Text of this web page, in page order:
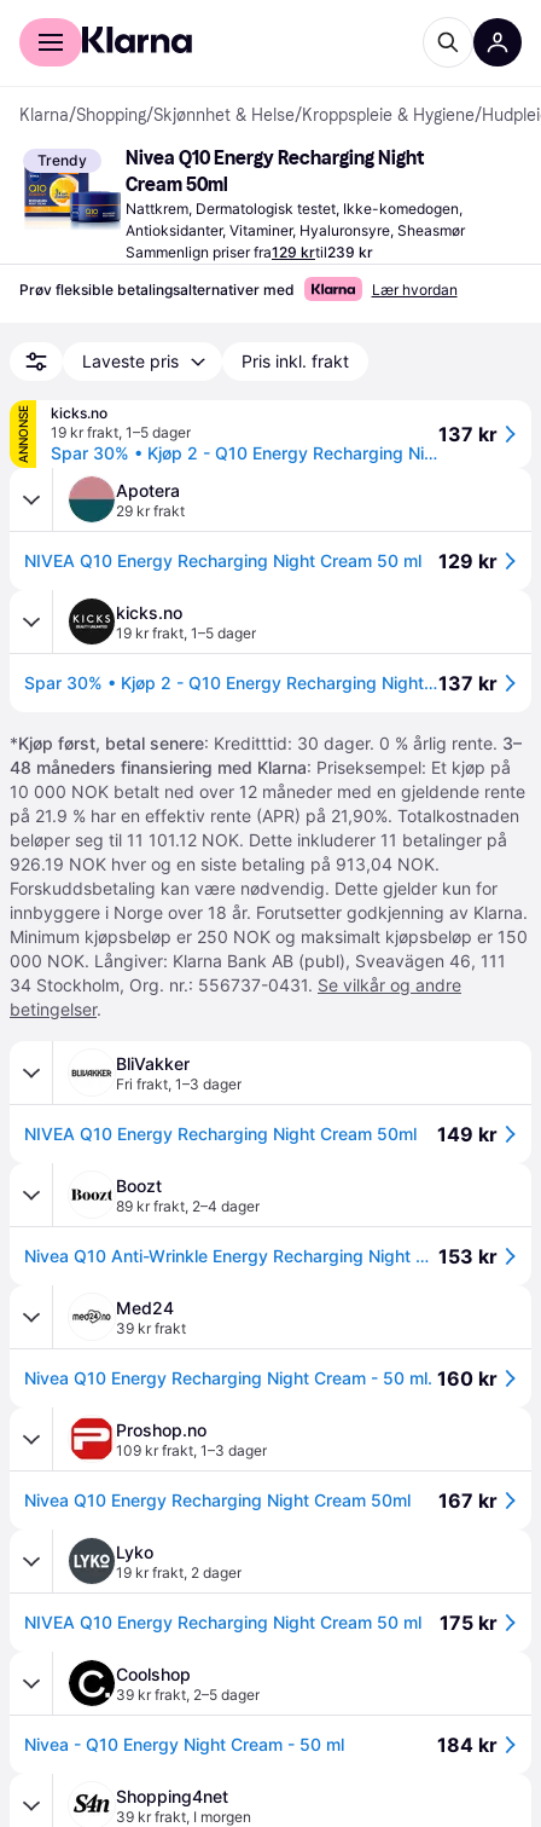
For kunder
Klarna/Shopping/Skjønnhet & Helse/Kroppspleie & Hygiene/
Trendy
Nivea Q10 Energy Recharging Night
Cream 50ml
Nattkrem, Dermatologisk testet, Ikke-komedogen,
Antioksidanter, Vitaminer, Hyaluronsyre, Sheasmør
Sammenlign priser fra129 krtil239 kr
Prøv fleksible betalingsalternativer med Lær hvordan
Laveste pris Pris inkl. frakt
ANNONSE
kicks.no
19 kr frakt, 1–5 dager
Spar 30% • Kjøp 2 - Q10 Energy Recharging Night Cream 30 ml
137 kr
Apotera
29 kr frakt
NIVEA Q10 Energy Recharging Night Cream 50 ml 129 kr
kicks.no
19 kr frakt, 1–5 dager
Spar 30% • Kjøp 2 - Q10 Energy Recharging Night Cream 30 ml137 kr
*Kjøp først, betal senere: Kreditttid: 30 dager. 0 % årlig rente. 3–
48 måneders finansiering med Klarna: Priseksempel: Et kjøp på
10 000 NOK betalt ned over 12 måneder med en gjeldende rente
på 21.9 % har en effektiv rente (APR) på 21,90%. Totalkostnaden
beløper seg til 11 101.12 NOK. Dette inkluderer 11 betalinger på
926.19 NOK hver og en siste betaling på 913,04 NOK.
Forskuddsbetaling kan være nødvendig. Dette gjelder kun for
innbyggere i Norge over 18 år. Forutsetter godkjenning av Klarna.
Minimum kjøpsbeløp er 250 NOK og maksimalt kjøpsbeløp er 150
000 NOK. Långiver: Klarna Bank AB (publ), Sveavägen 46, 111
34 Stockholm, Org. nr.: 556737-0431. Se vilkår og andre
betingelser.
BliVakker
Fri frakt, 1–3 dager
NIVEA Q10 Energy Recharging Night Cream 50ml 149 kr
Boozt
89 kr frakt, 2–4 dager
Nivea Q10 Anti-Wrinkle Energy Recharging Night Cream - Nude - 50 ML 153 kr
Med24
39 kr frakt
Nivea Q10 Energy Recharging Night Cream - 50 ml. 160 kr
Proshop.no
109 kr frakt, 1–3 dager
Nivea Q10 Energy Recharging Night Cream 50ml 167 kr
Lyko
19 kr frakt, 2 dager
NIVEA Q10 Energy Recharging Night Cream 50 ml 175 kr
Coolshop
39 kr frakt, 2–5 dager
Nivea - Q10 Energy Night Cream - 50 ml 184 kr
Shopping4net
39 kr frakt, I morgen